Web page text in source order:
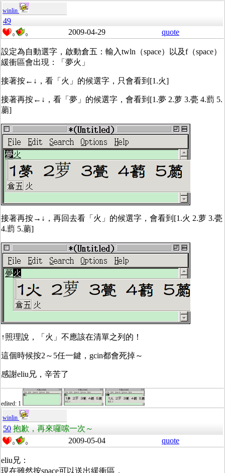
winlin
49
0 0 2009-04-29 quote
設定為自動選字，啟動倉五：輸入twln（space）以及f（space）
緩衝區會出現：「夢火」
接著按←↓，看「火」的候選字，只會看到[1.火]
接著再按←↓，看「夢」的候選字，會看到[1.夢 2.萝 3.甍 4.藅 5.
蘮]
接著再按→↓，再回去看「火」的候選字，會看到[1.火 2.萝 3.甍
4.藅 5.蘮]
↑照理說，「火」不應該在清單之列的！
這個時候按2～5任一鍵，gcin都會死掉～
感謝eliu兄，辛苦了
edited: 1
winlin
50 抱歉，再來囉嗦一次～
0 0 2009-05-04 quote
eliu兄：
現在雖然按space可以送出緩衝區，